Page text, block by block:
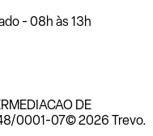
- 08h às 13h
DE
0001-07© 2026 Trevo.